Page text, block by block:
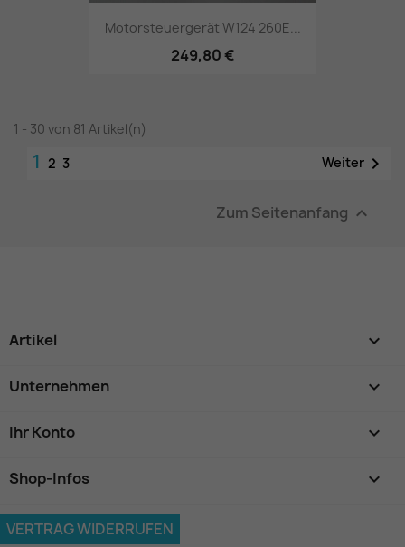
Motorsteuergerät W124 260E...
249,80 €
1 - 30 von 81 Artikel(n)
1 2 3 Weiter 
Zum Seitenanfang 
Artikel 
Unternehmen 
Ihr Konto 
Shop-Infos keyboard_arrow_down
VERTRAG WIDERRUFEN